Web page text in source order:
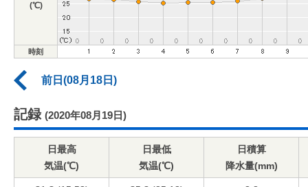
(℃)
時刻
前日(08月18日)
記録 (2020年08月19日)
日最高
気温(℃)
日最低
気温(℃)
日積算
降水量(mm)